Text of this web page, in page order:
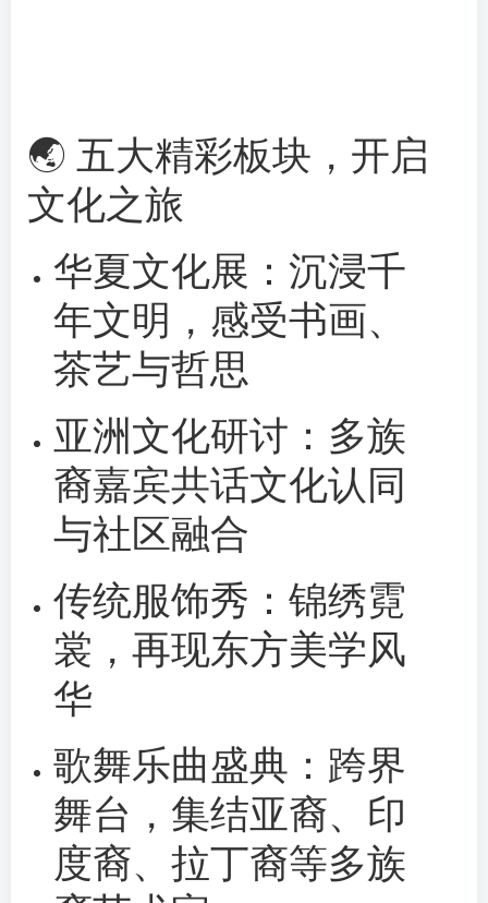
🌏 五大精彩板块，开启
文化之旅
华夏文化展：沉浸千
年文明，感受书画、
茶艺与哲思
亚洲文化研讨：多族
裔嘉宾共话文化认同
与社区融合
传统服饰秀：锦绣霓
裳，再现东方美学风
华
歌舞乐曲盛典：跨界
舞台，集结亚裔、印
度裔、拉丁裔等多族